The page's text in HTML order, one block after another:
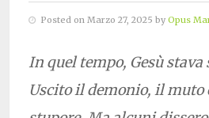
Posted on Marzo 27, 2025 by Opus
In quel tempo, Gesù
Uscito il demonio, il muto